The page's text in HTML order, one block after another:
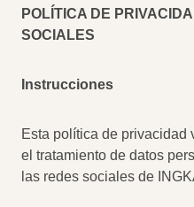
POLÍTICA DE
SOCIALES
Instrucciones
Esta política de privacidad
el tratamiento de datos
las redes sociales de